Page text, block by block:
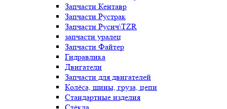
Запчасти Кентавр
Запчасти Рустрак
Запчасти Русич\TZR
запчасти уралец
Запчасти Файтер
Гидравлика
Двигатели
Запчасти для двигателей
Колёса, шины, груза, цепи
Стандартные изделия